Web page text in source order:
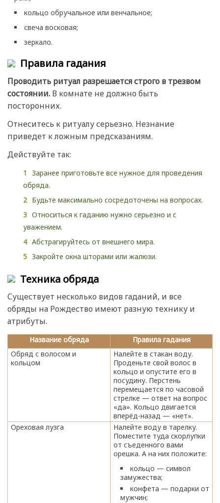
кольцо обручальное или венчальное;
свеча восковая;
зеркало.
Правила гадания
Проводить ритуал разрешается строго в трезвом
состоянии. В комнате не должно быть
посторонних.
Отнеситесь к ритуалу серьезно. Незнание
приведет к ложным предсказаниям.
Действуйте так:
Заранее приготовьте все нужное для проведения
обряда.
Будьте максимально сосредоточены на вопросах.
Относиться к гаданию нужно серьезно и с
уважением.
Абстрагируйтесь от внешнего мира.
Закройте окна шторами или жалюзи.
Техника обряда
Существует несколько видов гаданий, и все
обряды на Рождество имеют разную технику и
атрибуты.
Название обряда
Правила гадания
Обряд с волосом и
кольцом
Налейте в стакан воду.
Проденьте свой волос в
кольцо и опустите его в
посудину. Перстень
перемещается по часовой
стрелке — ответ на вопрос
«да». Кольцо двигается
вперёд-назад — «нет».
Ореховая лузга
Налейте воду в тарелку.
Поместите туда скорлупки
от съеденного вами
орешка. А на них положите:
кольцо — символ
замужества;
конфета — подарки от
мужчин;